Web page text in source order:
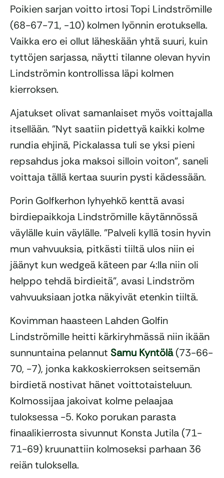
Poikien sarjan voitto irtosi Topi Lindströmille
(68-67-71, -10) kolmen lyönnin erotuksella.
Vaikka ero ei ollut läheskään yhtä suuri, kuin
tyttöjen sarjassa, näytti tilanne olevan hyvin
Lindströmin kontrollissa läpi kolmen
kierroksen.
Ajatukset olivat samanlaiset myös voittajalla
itsellään. ”Nyt saatiin pidettyä kaikki kolme
rundia ehjinä, Pickalassa tuli se yksi pieni
repsahdus joka maksoi silloin voiton”, saneli
voittaja tällä kertaa suurin pysti kädessään.
Porin Golfkerhon lyhyehkö kenttä avasi
birdiepaikkoja Lindströmille käytännössä
väylälle kuin väylälle. ”Palveli kyllä tosin hyvin
mun vahvuuksia, pitkästi tiiltä ulos niin ei
jäänyt kun wedgeä käteen par 4:lla niin oli
helppo tehdä birdieitä”, avasi Lindström
vahvuuksiaan jotka näkyivät etenkin tiiltä.
Kovimman haasteen Lahden Golfin
Lindströmille heitti kärkiryhmässä niin ikään
sunnuntaina pelannut Samu Kyntölä(73-66-
70, -7), jonka kakkoskierroksen seitsemän
birdietä nostivat hänet voittotaisteluun.
Kolmossijaa jakoivat kolme pelaajaa
tuloksessa -5. Koko porukan parasta
finaalikierrosta sivunnut Konsta Jutila (71-
71-69) kruunattiin kolmoseksi parhaan 36
reiän tuloksella.